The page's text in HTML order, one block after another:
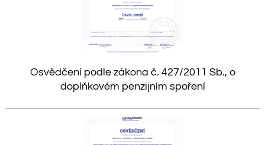
Osvědčení podle zákona č. 427/2011 Sb., o
doplňkovém penzijním spoření